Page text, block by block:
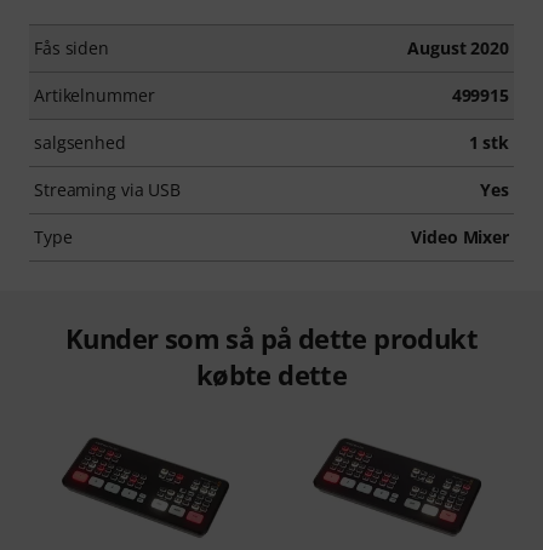
Fås siden August 2020
Artikelnummer 499915
salgsenhed 1 stk
Streaming via USB Yes
Type Video Mixer
Kunder som så på dette produkt
købte dette